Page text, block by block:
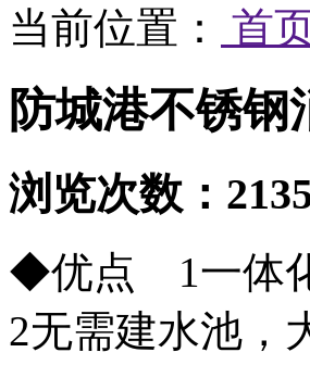
当前位置： 首
防城港不锈钢
浏览次数：
◆优点 1一体
2无需建水池，